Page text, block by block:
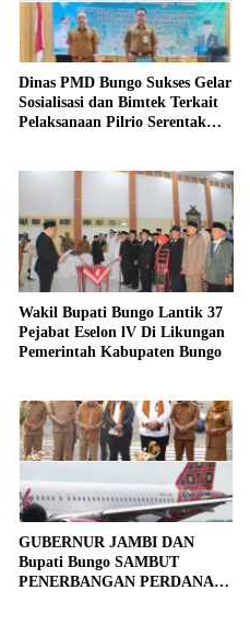
Dinas PMD Bungo Sukses Gelar
Sosialisasi dan Bimtek Terkait
Pelaksanaan Pilrio Serentak
Wakil Bupati Bungo Lantik 37
Pejabat Eselon lV Di Likungan
Pemerintah Kabupaten Bungo
GUBERNUR JAMBI DAN
Bupati Bungo SAMBUT
PENERBANGAN PERDANA